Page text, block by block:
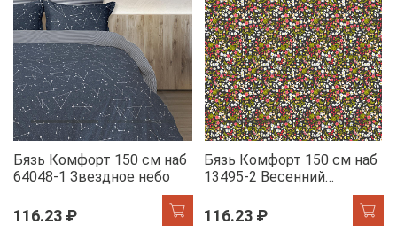
Бязь Комфорт 150 см наб
64048-1 Звездное небо
116.23 ₽
Бязь Комфорт 150 см наб
13495-2 Весенний
116.23 ₽